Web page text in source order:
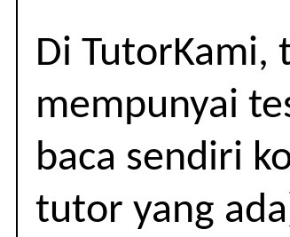
10-
11
(IGCSE)
Di TutorKami,
mempunyai
baca sendiri
tutor yang